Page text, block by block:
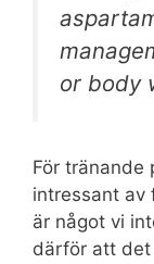
or body
För tränande
intressant av
är något vi
därför att det